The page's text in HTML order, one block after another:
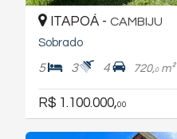
ITAPOÁ - CAMBIJU
Sobrado
5 3 4 720,0m²
R$ 1.100.000,00